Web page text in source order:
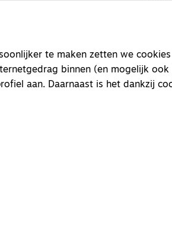
Kvk-
NL46
te maken zetten we
binnen (en mogelijk
aan. Daarnaast is het dankzij